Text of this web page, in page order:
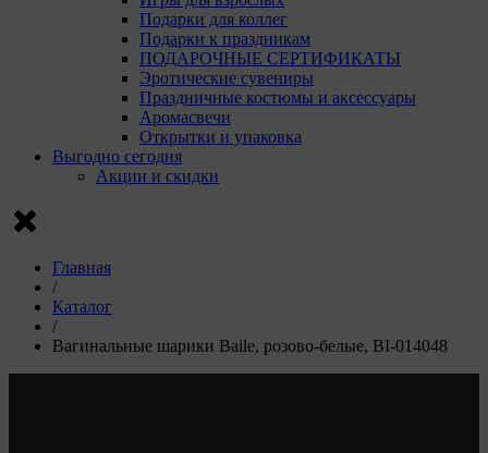
Подарки для коллег
Подарки к праздникам
ПОДАРОЧНЫЕ СЕРТИФИКАТЫ
Эротические сувениры
Праздничные костюмы и аксессуары
Аромасвечи
Открытки и упаковка
Выгодно сегодня
Акции и скидки
Главная
/
Каталог
/
Вагинальные шарики Baile, розово-белые, BI-014048